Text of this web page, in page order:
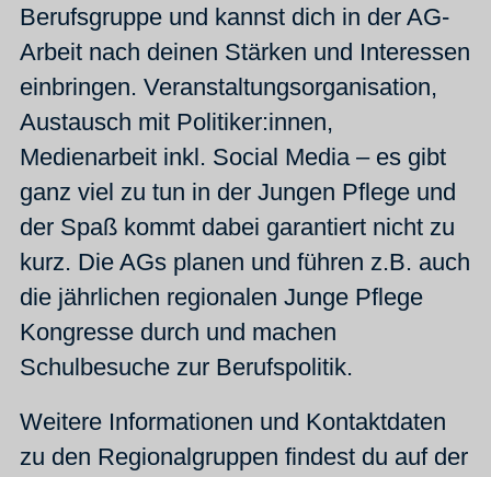
Berufsgruppe und kannst dich in der AG-
Arbeit nach deinen Stärken und Interessen
einbringen. Veranstaltungsorganisation,
Austausch mit Politiker:innen,
Medienarbeit inkl. Social Media – es gibt
ganz viel zu tun in der Jungen Pflege und
der Spaß kommt dabei garantiert nicht zu
kurz. Die AGs planen und führen z.B. auch
die jährlichen regionalen Junge Pflege
Kongresse durch und machen
Schulbesuche zur Berufspolitik.
Weitere Informationen und Kontaktdaten
zu den Regionalgruppen findest du auf der